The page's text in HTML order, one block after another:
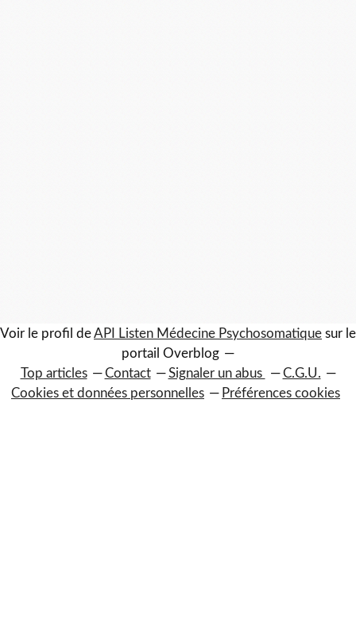
Voir le profil deAPI Listen Médecine Psychosomatique sur le
portail Overblog
Top articles
Contact Signaler un abus
C.G.U.
Cookies et données personnelles
Préférences cookies